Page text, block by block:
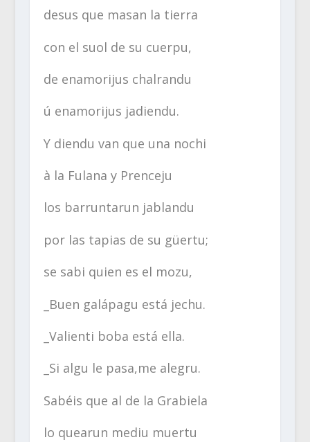
desus que masan la tierra
con el suol de su cuerpu,
de enamorijus chalrandu
ú enamorijus jadiendu.
Y diendu van que una nochi
à la Fulana y Prenceju
los barruntarun jablandu
por las tapias de su güertu;
se sabi quien es el mozu,
_Buen galápagu está jechu.
_Valienti boba está ella.
_Si algu le pasa,me alegru.
Sabéis que al de la Grabiela
lo quearun mediu muertu